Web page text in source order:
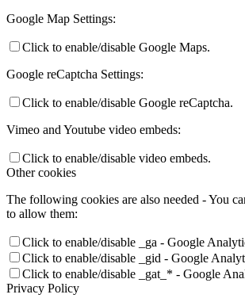
Google Map Settings:
Click to enable/disable Google Maps.
Google reCaptcha Settings:
Click to enable/disable Google reCaptcha.
Vimeo and Youtube video embeds:
Click to enable/disable video embeds.
Other cookies
The following cookies are also needed - You
to allow them:
Click to enable/disable _ga - Google
Click to enable/disable _gid - Google
Click to enable/disable _gat_* - Google
Privacy Policy